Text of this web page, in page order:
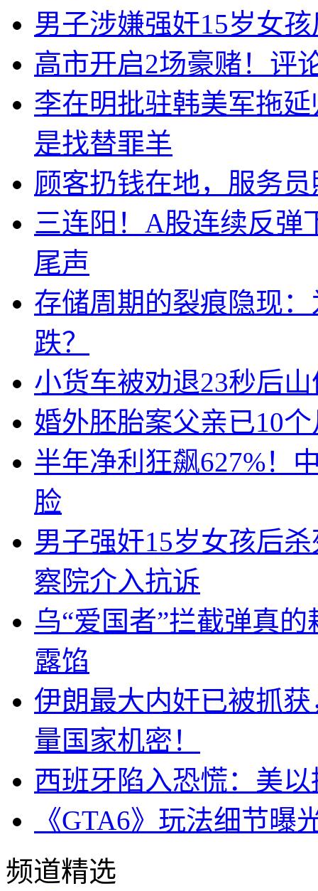
男子涉嫌强奸15岁女
高市开启2场豪赌！评
李在明批驻韩美军拖
是找替罪羊
顾客扔钱在地，服务
三连阳！A股连续反弹
尾声
存储周期的裂痕隐现
跌？
小货车被劝退23秒后
婚外胚胎案父亲已10
半年净利狂飙627%！
脸
男子强奸15岁女孩后
察院介入抗诉
乌“爱国者”拦截弹真
露馅
伊朗最大内奸已被抓
量国家机密！
西班牙陷入恐慌：美
《GTA6》玩法细节
频道精选